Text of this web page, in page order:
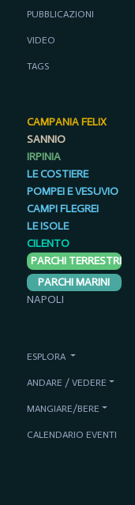
PUBBLICAZIONI
VIDEO
TAGS
CAMPANIA FELIX
SANNIO
IRPINIA
LE COSTIERE
POMPEI E VESUVIO
CAMPI FLEGREI
LE ISOLE
CILENTO
PARCHI TERRESTRI
PARCHI MARINI
NAPOLI
ESPLORA
ANDARE / VEDERE
MANGIARE/BERE
CALENDARIO EVENTI